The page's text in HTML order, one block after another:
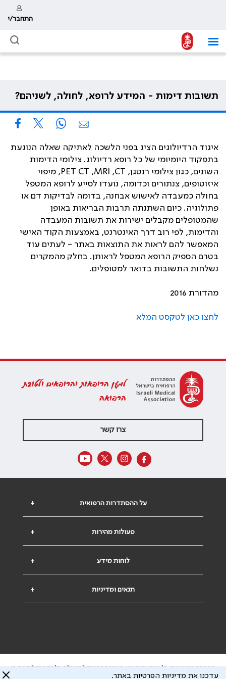
התחבר/י
תשובות דימות - המידע לרופא, לחולה, לשניהם?
איגוד הרדיולוגים הציג בפני הלשכה לאתיקה שאלה הנוגעת
בתפקוד היומיומי של כל רופא רדיולוג. צילומי הדימות
השונים, כגון צילומי רנטגן, CT
,
MRI
,
PET CT , מיפוי
איזוטופים, צנתורים וכדומה, נועדו לסייע לרופא המטפל
בחולה כמעבדה לאישוש אבחנה, בדומה לבדיקות דם או
פתולוגיה. כיום השתנתה תרבות הבריאות באופן
שהמטופלים מקבלים ישירות את תשובות המעבדה
והדימות, לפי רוב דרך האינטרנט, באמצעות הקוד האישי
המאפשר להם לראות את התוצאות באתר - לעתים עוד
בטרם הספיק הרופא המטפל לראותן. בחלק מהמקרים
נשלחות התשובות בדואר למטופלים.
מהדורת 2016
לחצו כאן לטקסט המלא
למען הרופאות והרופאים ולטובת
הרפואה
צרו קשר
+ על ההסתדרות הרפואית
+ פעולות מהירות
+ לוחות מידע
+ תנאים ומדיניות
הבהרה משפטית: כל נושא המופיע באתר זה נועד להשכלה בלבד ואין לראות בו
ייעוץ רפואי או משפטי. אין הר"י אחראית לתוכן המתפרסם באתר זה ולכל נזק
עדכנו את מדיניות הפרטיות באתר.